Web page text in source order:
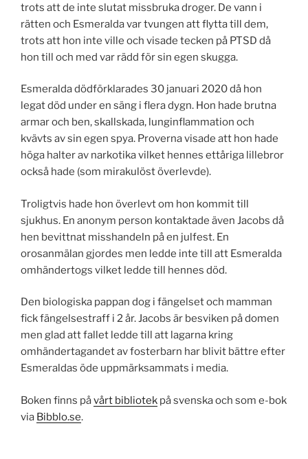
trots att de inte slutat missbruka droger. De vann i
rätten och Esmeralda var tvungen att flytta till dem,
trots att hon inte ville och visade tecken på PTSD då
hon till och med var rädd för sin egen skugga.
Esmeralda dödförklarades 30 januari 2020 då hon
legat död under en säng i flera dygn. Hon hade brutna
armar och ben, skallskada, lunginflammation och
kvävts av sin egen spya. Proverna visade att hon hade
höga halter av narkotika vilket hennes ettåriga lillebror
också hade (som mirakulöst överlevde).
Troligtvis hade hon överlevt om hon kommit till
sjukhus. En anonym person kontaktade även Jacobs då
hen bevittnat misshandeln på en julfest. En
orosanmälan gjordes men ledde inte till att Esmeralda
omhändertogs vilket ledde till hennes död.
Den biologiska pappan dog i fängelset och mamman
fick fängelsestraff i 2 år. Jacobs är besviken på domen
men glad att fallet ledde till att lagarna kring
omhändertagandet av fosterbarn har blivit bättre efter
Esmeraldas öde uppmärksammats i media.
Boken finns påvårt bibliotek på svenska och som e-bok
via Bibblo.se.